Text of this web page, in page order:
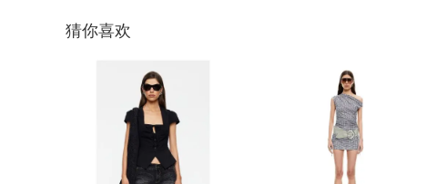
猜你喜欢